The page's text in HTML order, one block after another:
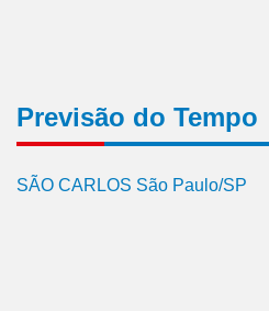
Previsão do Tempo
SÃO CARLOS São Paulo/SP